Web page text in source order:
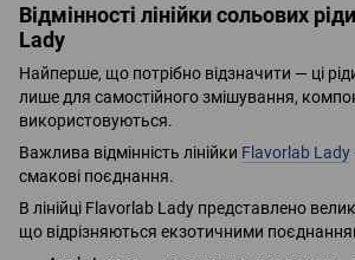
Відмінності лінійки сольових
Lady
Найперше, що потрібно відзначити — ці
лише для самостійного змішування,
використовуються.
Важлива відмінність лінійки Flavorlab Lady
смакові поєднання.
В лінійці Flavorlab Lady представлено
що відрізняються екзотичними